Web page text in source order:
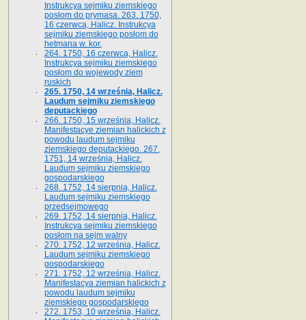
Instrukcya sejmiku ziemskiego
posłom do prymasa. 263. 1750,
16 czerwca, Halicz. Instrukcya
sejmiku ziemskiego posłom do
hetmana w. kor.
264. 1750, 16 czerwca, Halicz.
Instrukcya sejmiku ziemskiego
posłom do wojewody ziem
ruskich
265. 1750, 14 września, Halicz.
Laudum sejmiku ziemskiego
deputackiego
266. 1750, 15 września, Halicz.
Manifestacye ziemian halickich z
powodu laudum sejmiku
ziemskiego deputackiego. 267.
1751, 14 września, Halicz.
Laudum sejmiku ziemskiego
gospodarskiego
268. 1752, 14 sierpnia, Halicz.
Laudum sejmiku ziemskiego
przedsejmowego
269. 1752, 14 sierpnia, Halicz.
Instrukcya sejmiku ziemskiego
posłom na sejm walny
270. 1752, 12 września, Halicz.
Laudum sejmiku ziemskiego
gospodarskiego
271. 1752, 12 września, Halicz.
Manifestacya ziemian halickich z
powodu laudum sejmiku
ziemskiego gospodarskiego
272. 1753, 10 września, Halicz.